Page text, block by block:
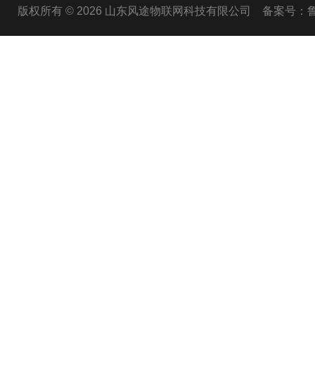
版权所有 © 2026 山东风途物联网科技有限公司 备案号：